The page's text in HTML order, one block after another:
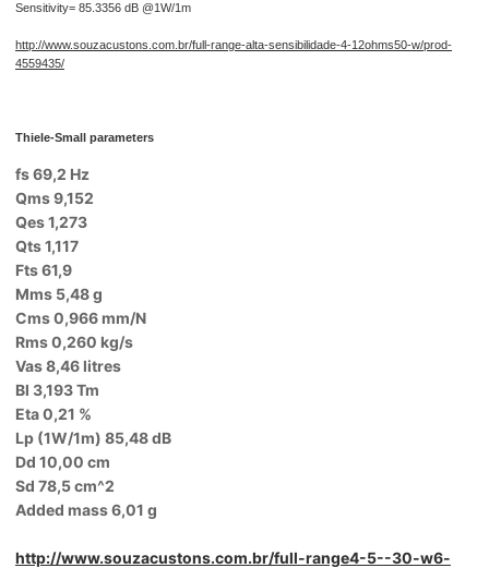
Sensitivity= 85.3356 dB @1W/1m
http://www.souzacustons.com.br/full-range-alta-sensibilidade-4-12ohms50-w/prod-
4559435/
Thiele-Small parameters
fs 69,2 Hz
Qms 9,152
Qes 1,273
Qts 1,117
Fts 61,9
Mms 5,48 g
Cms 0,966 mm/N
Rms 0,260 kg/s
Vas 8,46 litres
Bl 3,193 Tm
Eta 0,21 %
Lp (1W/1m) 85,48 dB
Dd 10,00 cm
Sd 78,5 cm^2
Added mass 6,01 g
http://www.souzacustons.com.br/full-range4-5--30-w6-